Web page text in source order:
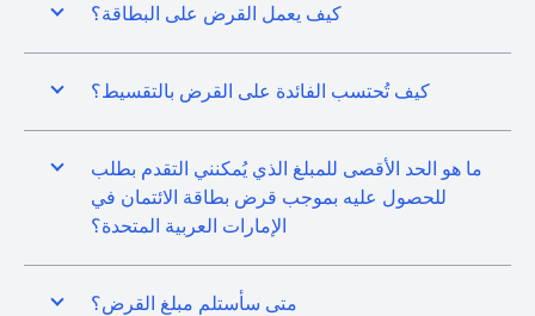
كيف يعمل القرض على البطاقة؟
كيف تُحتسب الفائدة على القرض بالتقسيط؟
ما هو الحد الأقصى للمبلغ الذي يُمكنني التقدم بطلب
للحصول عليه بموجب قرض بطاقة الائتمان في
الإمارات العربية المتحدة؟
متى سأستلم مبلغ القرض؟